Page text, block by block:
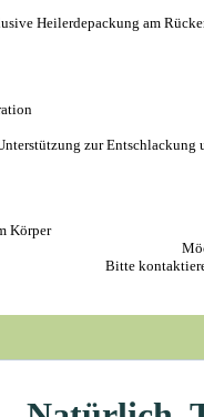
Heilerdepackung am
zur
Körper
Bitte